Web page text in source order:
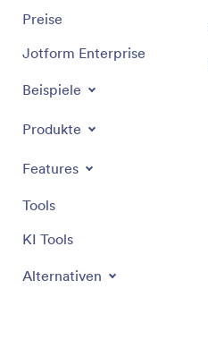
Preise
Jotform Enterprise
Beispiele
Produkte
Features
Tools
KI Tools
Alternativen